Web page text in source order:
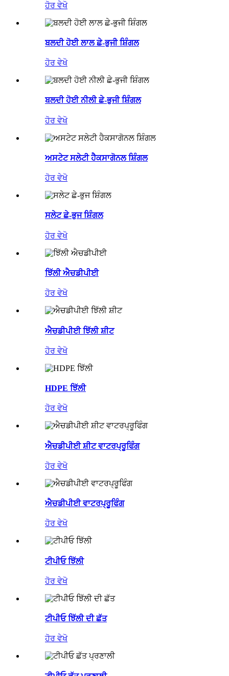
ਹੋਰ ਵੇਖੋ
ਬਲਦੀ ਹੋਈ ਲਾਲ ਛੇ-ਭੁਜੀ ਸ਼ਿੰਗਲ
ਹੋਰ ਵੇਖੋ
ਬਲਦੀ ਹੋਈ ਨੀਲੀ ਛੇ-ਭੁਜੀ ਸ਼ਿੰਗਲ
ਹੋਰ ਵੇਖੋ
ਅਸਟੇਟ ਸਲੇਟੀ ਹੈਕਸਾਗੋਨਲ ਸ਼ਿੰਗਲ
ਹੋਰ ਵੇਖੋ
ਸਲੇਟ ਛੇ-ਭੁਜ ਸ਼ਿੰਗਲ
ਹੋਰ ਵੇਖੋ
ਝਿੱਲੀ ਐਚਡੀਪੀਈ
ਹੋਰ ਵੇਖੋ
ਐਚਡੀਪੀਈ ਝਿੱਲੀ ਸ਼ੀਟ
ਹੋਰ ਵੇਖੋ
HDPE ਝਿੱਲੀ
ਹੋਰ ਵੇਖੋ
ਐਚਡੀਪੀਈ ਸ਼ੀਟ ਵਾਟਰਪ੍ਰੂਫਿੰਗ
ਹੋਰ ਵੇਖੋ
ਐਚਡੀਪੀਈ ਵਾਟਰਪ੍ਰੂਫਿੰਗ
ਹੋਰ ਵੇਖੋ
ਟੀਪੀਓ ਝਿੱਲੀ
ਹੋਰ ਵੇਖੋ
ਟੀਪੀਓ ਝਿੱਲੀ ਦੀ ਛੱਤ
ਹੋਰ ਵੇਖੋ